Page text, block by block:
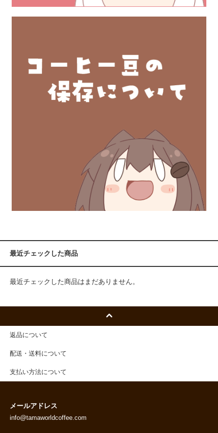
最近チェックした商品
最近チェックした商品はまだありません。
返品について
配送・送料について
支払い方法について
メールアドレス
info@tamaworldcoffee.com